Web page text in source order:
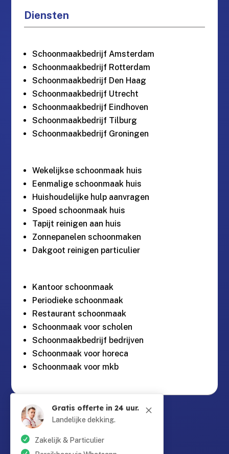
Diensten
Schoonmaakbedrijf Amsterdam
Schoonmaakbedrijf Rotterdam
Schoonmaakbedrijf Den Haag
Schoonmaakbedrijf Utrecht
Schoonmaakbedrijf Eindhoven
Schoonmaakbedrijf Tilburg
Schoonmaakbedrijf Groningen
Wekelijkse schoonmaak huis
Eenmalige schoonmaak huis
Huishoudelijke hulp aanvragen
Spoed schoonmaak huis
Tapijt reinigen aan huis
Zonnepanelen schoonmaken
Dakgoot reinigen particulier
Kantoor schoonmaak
Periodieke schoonmaak
Restaurant schoonmaak
Schoonmaak voor scholen
Schoonmaakbedrijf bedrijven
Schoonmaak voor horeca
Schoonmaak voor mkb

Guntersteinweg 377,
2531KA Den Haag
M
Gratis offerte in 24 uur.
Landelijke dekking.
Zakelijk & Particulier